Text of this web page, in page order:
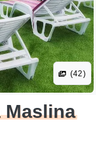
(42)
Maslina